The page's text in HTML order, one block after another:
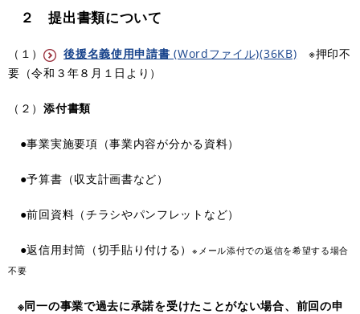
２ 提出書類について
（１） 後援名義使用申請書(Wordファイル)(36KB) ※押印不
要（令和３年８月１日より）
（２）添付書類
●事業実施要項（事業内容が分かる資料）
●予算書（収支計画書など）
●前回資料（チラシやパンフレットなど）
●返信用封筒（切手貼り付ける）※メール添付での返信を希望する場合
不要
※同一の事業で過去に承諾を受けたことがない場合、前回の申